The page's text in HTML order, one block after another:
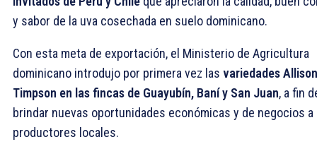
y sabor de la uva cosechada en suelo dominicano.
Con esta meta de exportación, el Ministerio de Agricultura
dominicano introdujo por primera vez las variedades
Timpson en las fincas de Guayubín, Baní y San Juan, a fin
brindar nuevas oportunidades económicas y de negocios a
productores locales.